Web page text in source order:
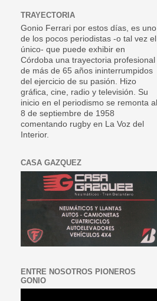
TRAYECTORIA
Gonio Ferrari por estos días, es uno
de los pocos periodistas -o tal vez el
único- que puede exhibir en
Córdoba una trayectoria profesional
de más de 65 años ininterrumpidos
del ejercicio de su pasión. Hizo
gráfica, cine, radio y televisión. Su
inicio en el periodismo se remonta al
8 de septiembre de 1958
comentando rugby en La Voz del
Interior.
CASA GAZQUEZ
ENTRE NOSOTROS PIONEROS
GONIO